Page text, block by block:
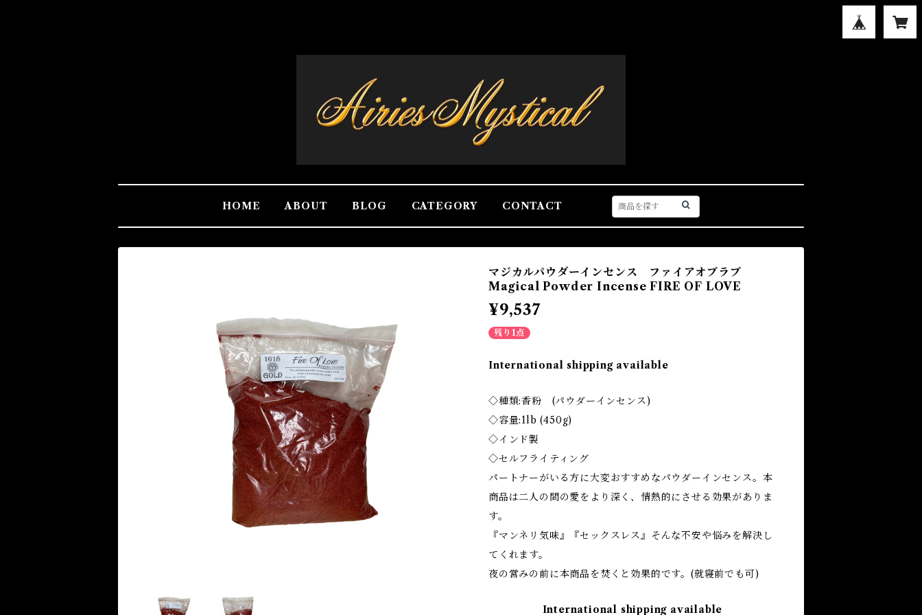
HOME ABOUT BLOG CATEGORY CONTACT
マジカルパウダーインセンス ファイアオブラブ
Magical Powder Incense FIRE OF LOVE
¥9,537
残り1点
International shipping available
◇種類:香粉 (パウダーインセンス)
◇容量:1lb (450g)
◇インド製
◇セルフライティング
パートナーがいる方に大変おすすめなパウダーインセンス。本
商品は二人の間の愛をより深く、情熱的にさせる効果がありま
す。
『マンネリ気味』『セックスレス』そんな不安や悩みを解決し
てくれます。
夜の営みの前に本商品を焚くと効果的です。(就寝前でも可)
International shipping available